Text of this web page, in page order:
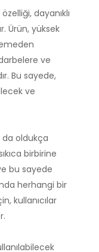
dayanıklı
Ürün, yüksek
ve
Bu sayede,
ve
da oldukça
birbirine
bu sayede
herhangi bir
kullanıcılar